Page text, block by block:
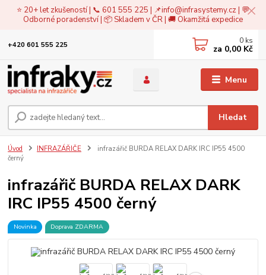
⭐ 20+ let zkušeností | 📞 601 555 225 | 📌info@infrasystemy.cz| 💬
Odborné poradenství | 📦 Skladem v ČR | 🚚 Okamžitá expedice
Menu
Hledat
+420 601 555 225 0 ks
za 0,00 Kč
Úvod INFRAZÁŘIČE
infrazářič BURDA RELAX DARK IRC IP55 4500
černý
infrazářič BURDA RELAX DARK
IRC IP55 4500 černý
Novinka Doprava ZDARMA